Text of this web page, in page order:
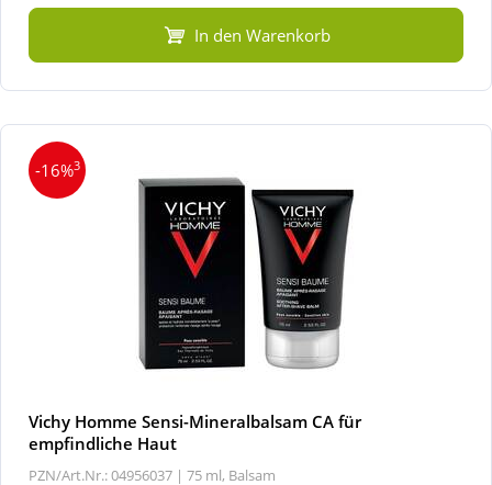
In den Warenkorb
-16%3
Vichy Homme Sensi-Mineralbalsam CA für
empfindliche Haut
PZN/Art.Nr.: 04956037 | 75 ml, Balsam